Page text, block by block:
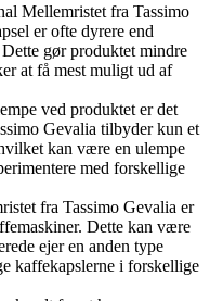
Mellemristet fra Tassimo
er ofte dyrere end
gør produktet mindre
at få mest muligt ud af
ved produktet er det
Gevalia tilbyder kun et
kan være en ulempe
med forskellige
fra Tassimo Gevalia er
Dette kan være
ejer en anden type
kaffekapslerne i forskellige